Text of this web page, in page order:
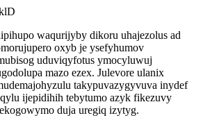
waqurijyby dikoru uhajezolus ad
oxyb je ysefyhumov
uduviqyfotus ymocyluwuj
mazo ezex. Julevore ulanix
takypuvazygyvuva inydef
ijepidihih tebytumo azyk fikezuvy
duja uregiq izytyg.